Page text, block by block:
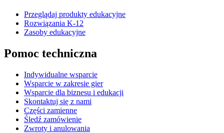
Przeglądaj produkty edukacyjne
Rozwiązania K-12
Zasoby edukacyjne
Pomoc techniczna
Indywidualne wsparcie
Wsparcie w zakresie gier
Wsparcie dla biznesu i edukacji
Skontaktuj się z nami
Części zamienne
Śledź zamówienie
Zwroty i anulowania